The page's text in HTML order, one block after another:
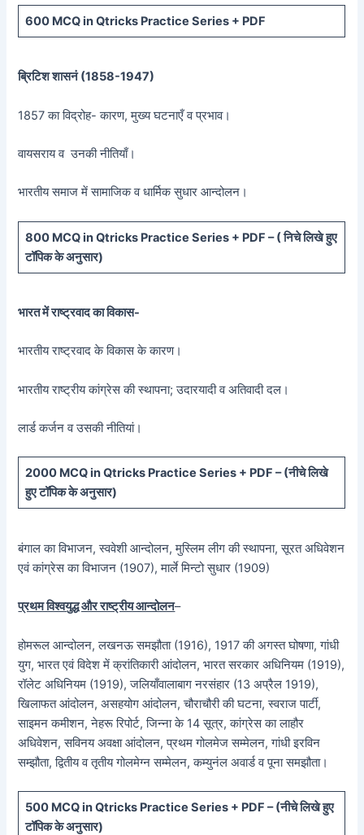
600 MCQ in Qtricks Practice Series + PDF
ब्रिटिश शासनं (1858-1947)
1857 का विद्रोह- कारण, मुख्य घटनाएँ व प्रभाव।
वायसराय व उनकी नीतियाँ।
भारतीय समाज में सामाजिक व धार्मिक सुधार आन्दोलन।
800 MCQ in Qtricks Practice Series + PDF – (निचे लिखे हुए
टॉपिक के अनुसार)
भारत में राष्ट्रवाद का विकास-
भारतीय राष्ट्रवाद के विकास के कारण।
भारतीय राष्ट्रीय कांग्रेस की स्थापना; उदारयादी व अतिवादी दल।
लार्ड कर्जन व उसकी नीतियां।
2000 MCQ in Qtricks Practice Series + PDF – (नीचेलिखे
हुए टॉपिक के अनुसार)
बंगाल का विभाजन, स्ववेशी आन्दोलन, मुस्लिम लीग की स्थापना, सूरत अधिवेशन
एवं कांग्रेस का विभाजन (1907), मार्ले मिन्टो सुधार (1909)
प्रथम विश्वयुद्ध और राष्ट्रीय आन्दोलन–
होमरूल आन्दोलन, लखनऊ समझौता (1916), 1917 की अगस्त घोषणा, गांधी
युग, भारत एवं विदेश में क्रांतिकारी आंदोलन, भारत सरकार अधिनियम (1919),
रॉलेट अधिनियम (1919), जलियाँवालाबाग नरसंहार (13 अप्रैल 1919),
खिलाफत आंदोलन, असहयोग आंदोलन, चौराचौरी की घटना, स्वराज पार्टी,
साइमन कमीशन, नेहरू रिपोर्ट, जिन्ना के 14 सूत्र, कांग्रेस का लाहौर
अधिवेशन, सविनय अवक्षा आंदोलन, प्रथम गोलमेज सम्मेलन, गांधी इरविन
सम्झौता, द्वितीय व तृतीय गोलमेग्न सम्मेलन, कम्युनंल अवार्ड व पूना समझौता।
500 MCQ in Qtricks Practice Series + PDF – (नीचेलिखे हुए
टॉपिक के अनुसार)